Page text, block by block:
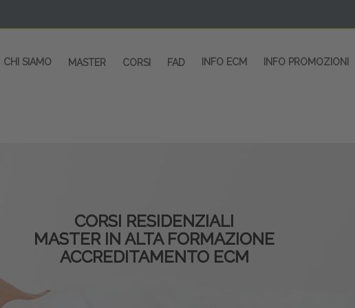
CHI SIAMO MASTER CORSI FAD INFO ECM INFO PROMOZIONI
CORSI RESIDENZIALI
MASTER IN ALTA FORMAZIONE
ACCREDITAMENTO ECM